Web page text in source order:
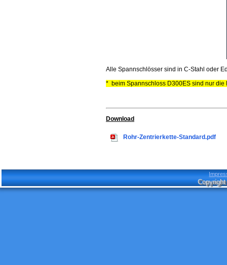
Alle Spannschlösser sind in C-Stahl oder
* beim Spannschloss D300ES sind nur die
Download
Rohr-Zentrierkette-Standard.pdf